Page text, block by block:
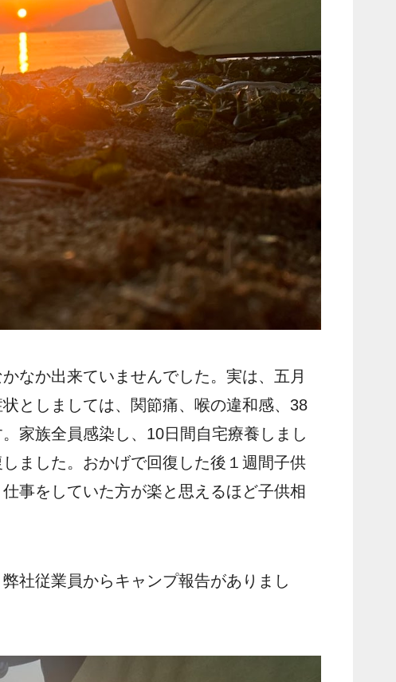
なか出来ていませんでした。実は、五月
としましては、関節痛、喉の違和感、38
家族全員感染し、10日間自宅療養しまし
ました。おかげで回復した後１週間子供
事をしていた方が楽と思えるほど子供相
社従業員からキャンプ報告がありまし